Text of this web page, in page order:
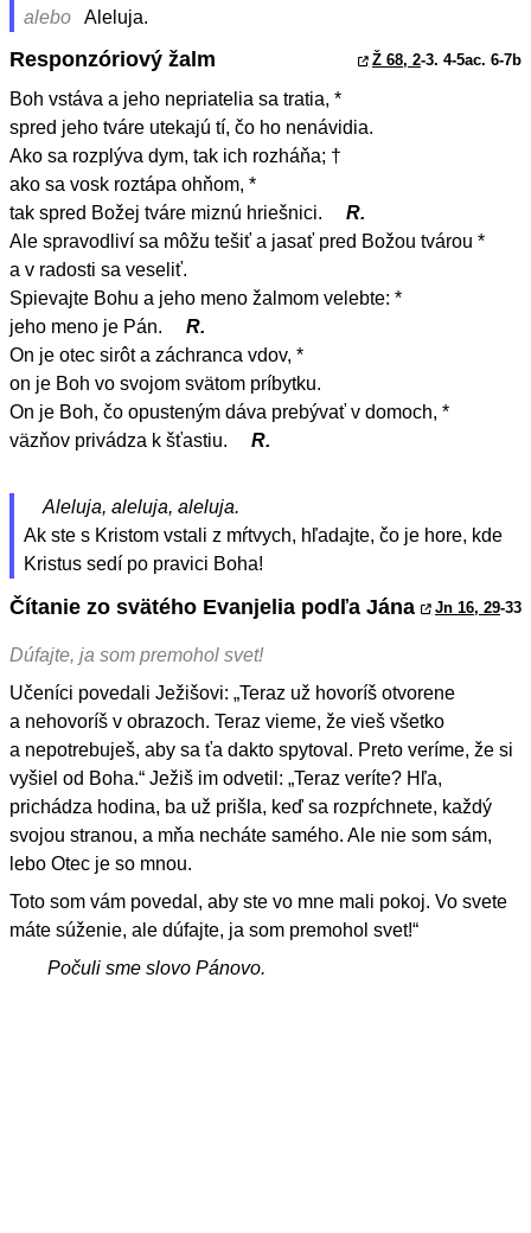
alebo
Aleluja.
Responzóriový žalm Ž 68, 2-3. 4-5ac. 6-7b
Boh vstáva a jeho nepriatelia sa tratia, *
spred jeho tváre utekajú tí, čo ho nenávidia.
Ako sa rozplýva dym, tak ich rozháňa; †
ako sa vosk roztápa ohňom, *
tak spred Božej tváre miznú hriešnici.
R.
Ale spravodliví sa môžu tešiť a jasať pred Božou tvárou *
a v radosti sa veseliť.
Spievajte Bohu a jeho meno žalmom velebte: *
jeho meno je Pán.
R.
On je otec sirôt a záchranca vdov, *
on je Boh vo svojom svätom príbytku.
On je Boh, čo opusteným dáva prebývať v domoch, *
väzňov privádza k šťastiu.
R.
Aleluja, aleluja, aleluja.
Ak ste s Kristom vstali z mŕtvych, hľadajte, čo je hore, kde
Kristus sedí po pravici Boha!
Čítanie zo svätého Evanjelia podľa Jána Jn 16, 29-33
Dúfajte, ja som premohol svet!
Učeníci povedali Ježišovi: „Teraz už hovoríš otvorene
a nehovoríš v obrazoch. Teraz vieme, že vieš všetko
a nepotrebuješ, aby sa ťa dakto spytoval. Preto veríme, že si
vyšiel od Boha.“ Ježiš im odvetil: „Teraz veríte? Hľa,
prichádza hodina, ba už prišla, keď sa rozpŕchnete, každý
svojou stranou, a mňa necháte samého. Ale nie som sám,
lebo Otec je so mnou.
Toto som vám povedal, aby ste vo mne mali pokoj. Vo svete
máte súženie, ale dúfajte, ja som premohol svet!“
Počuli sme slovo Pánovo.